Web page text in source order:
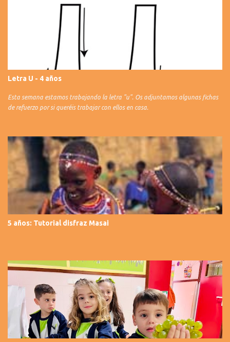
Letra U - 4 años
Esta semana estamos trabajando la letra "u". Os adjuntamos algunas fichas
de refuerzo por si queréis trabajar con ellos en casa.
5 años: Tutorial disfraz Masai